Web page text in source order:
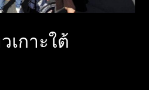
เกาะใต้